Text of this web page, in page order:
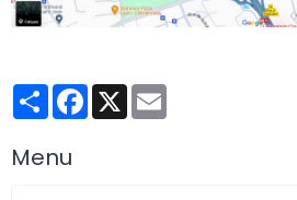
PartagerFacebook
X
Menu